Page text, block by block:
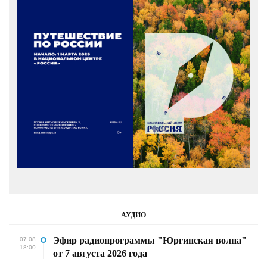
АУДИО
07.08
18:00
Эфир радиопрограммы "Юргинская волна"
от 7 августа 2026 года